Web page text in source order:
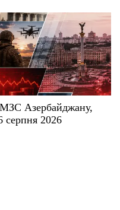
МЗС Азербайджану,
серпня 2026